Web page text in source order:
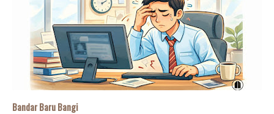
Bandar Baru Bangi